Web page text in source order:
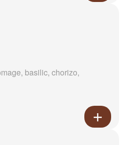
basilic, chorizo,